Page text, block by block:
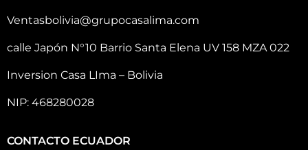
Ventasbolivia@grupocasalima.com
calle Japón N°10 Barrio Santa Elena UV 158 MZA 022
Inversion Casa LIma – Bolivia
NIP: 468280028
CONTACTO ECUADOR